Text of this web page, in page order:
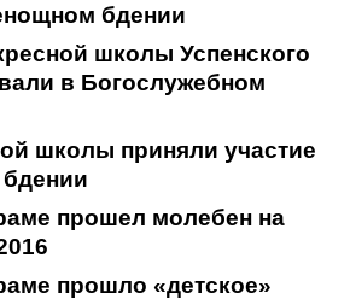
бдении
школы Успенского
в Богослужебном
школы приняли участие
прошел молебен на
прошло «детское»